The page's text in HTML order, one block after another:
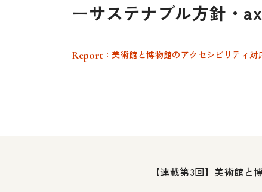
ーサステナブル方針・
Report ：美術館と博物館のアクセシビリティ
【連載第3回】美術館